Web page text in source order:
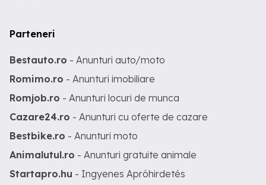
Parteneri
Bestauto.ro - Anunturi auto/moto
Romimo.ro - Anunturi imobiliare
Romjob.ro - Anunturi locuri de munca
Cazare24.ro - Anunturi cu oferte de cazare
Bestbike.ro - Anunturi moto
Animalutul.ro - Anunturi gratuite animale
Startapro.hu - Ingyenes Apróhirdetés